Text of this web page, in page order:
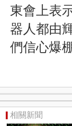
東會上表
器人都由
們信心爆棚
相關新聞